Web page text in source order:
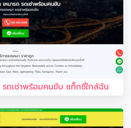
รถเช่าพร้อมคนขับ แท็กซี่ใกล้ฉัน